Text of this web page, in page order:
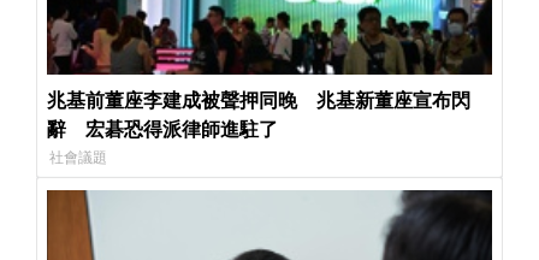
兆基前董座李建成被聲押同晚 兆基新董座宣布閃
辭 宏碁恐得派律師進駐了
社會議題